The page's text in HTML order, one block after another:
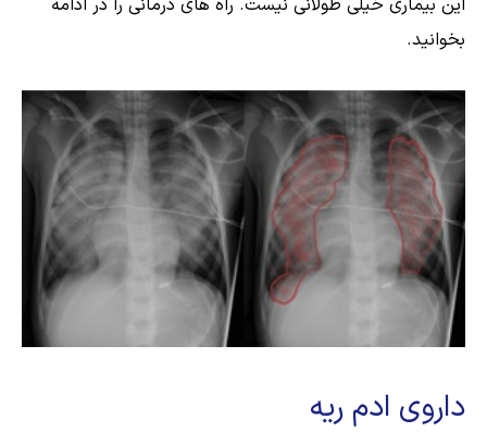
این بیماری خیلی طولانی نیست. راه های درمانی را در ادامه
بخوانید.
داروی ادم ریه